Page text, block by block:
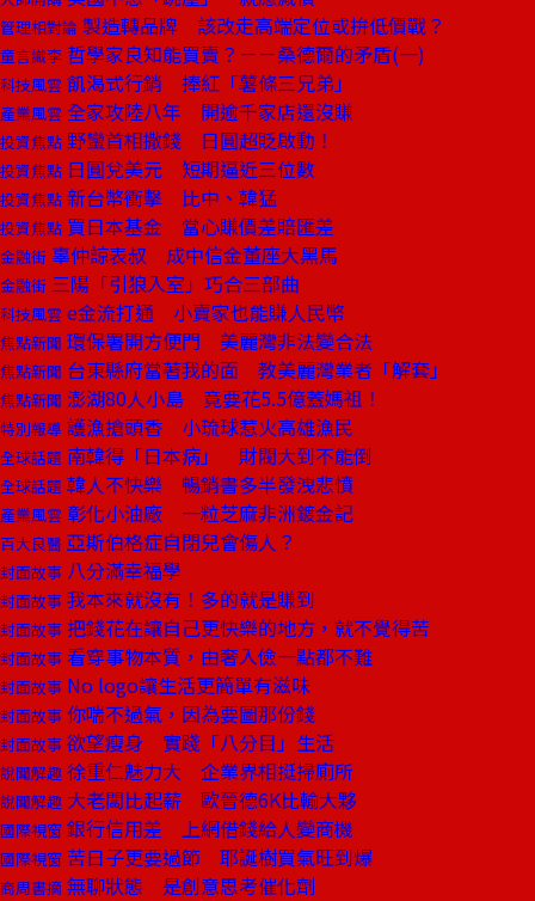
管理相對論 製造轉品牌 該改走高端定位或拚低價戰？
童言識李 哲學家良知能買賣？－－桑德爾的矛盾(一)
科技風雲 飢渴式行銷 捧紅「薯條三兄弟」
產業風雲 全家攻陸八年 開逾千家店還沒賺
投資焦點 野蠻首相撒錢 日圓超貶啟動！
投資焦點 日圓兌美元 短期逼近三位數
投資焦點 新台幣衝擊 比中、韓猛
投資焦點 買日本基金 當心賺價差賠匯差
金融街 辜仲諒表叔 成中信金董座大黑馬
金融街 三陽「引狼入室」巧合三部曲
科技風雲 e金流打通 小賣家也能賺人民幣
焦點新聞 環保署開方便門 美麗灣非法變合法
焦點新聞 台東縣府當著我的面 教美麗灣業者「解套」
焦點新聞 澎湖80人小島 竟要花5.5億蓋媽祖！
特別報導 護漁搶頭香 小琉球惹火高雄漁民
全球話題 南韓得「日本病」 財閥大到不能倒
全球話題 韓人不快樂 暢銷書多半發洩悲憤
產業風雲 彰化小油廠 一粒芝麻非洲鍍金記
百大良醫 亞斯伯格症自閉兒會傷人？
封面故事 八分滿幸福學
封面故事 我本來就沒有！多的就是賺到
封面故事 把錢花在讓自己更快樂的地方，就不覺得苦
封面故事 看穿事物本質，由奢入儉一點都不難
封面故事 No logo讓生活更簡單有滋味
封面故事 你喘不過氣，因為要圖那份錢
封面故事 欲望瘦身 實踐「八分目」生活
說聞解趣 徐重仁魅力大 企業界相挺掃廁所
說聞解趣 大老闆比起薪 歐晉德6K比輸大夥
國際視窗 銀行信用差 上網借錢給人變商機
國際視窗 苦日子更要過節 耶誕樹買氣旺到爆
商周書摘 無聊狀態 是創意思考催化劑